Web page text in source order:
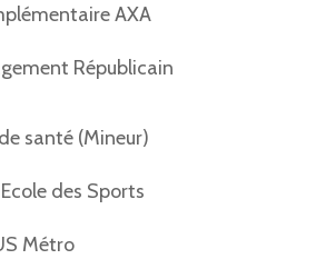
AXA
Républicain
santé (Mineur)
des Sports
Métro